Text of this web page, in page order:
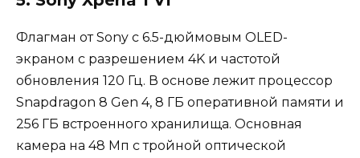
Флагман от Sony с 6.5-дюймовым OLED-
экраном с разрешением 4K и частотой
обновления 120 Гц. В основе лежит процессор
Snapdragon 8 Gen 4, 8 ГБ оперативной памяти и
256 ГБ встроенного хранилища. Основная
камера на 48 Мп с тройной оптической